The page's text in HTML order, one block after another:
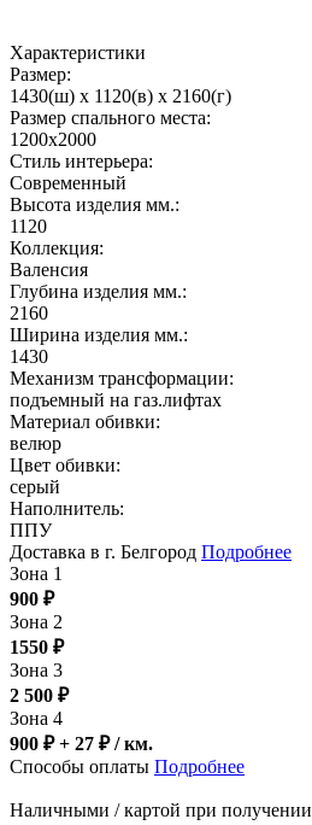
Характеристики
Размер:
1430(ш) x 1120(в) x 2160(г)
Размер спального места:
1200х2000
Стиль интерьера:
Современный
Высота изделия мм.:
1120
Коллекция:
Валенсия
Глубина изделия мм.:
2160
Ширина изделия мм.:
1430
Механизм трансформации:
подъемный на газ.лифтах
Материал обивки:
велюр
Цвет обивки:
серый
Наполнитель:
ППУ
Доставка в г. Белгород Подробнее
Зона 1
900 ₽
Зона 2
1550 ₽
Зона 3
2 500 ₽
Зона 4
900 ₽ + 27 ₽/ км.
Способы оплаты Подробнее
Наличными / картой при получении